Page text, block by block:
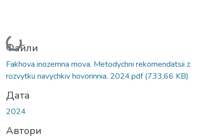
Вантажиться...
Файли
Fakhova inozemna mova. Metodychni rekomendatsii z
rozvytku navychkiv hovorinnia. 2024.pdf(733,66 KB)
Дата
2024
Автори